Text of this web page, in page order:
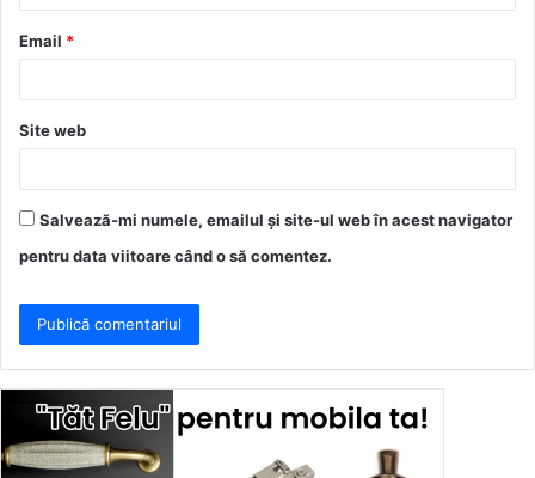
*
Email *
Site web
Salvează-mi numele, emailul și site-ul web în acest navigator
pentru data viitoare când o să comentez.